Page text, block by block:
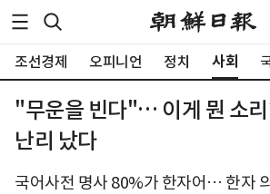
조선경제 오피니언 정치 사회
"무운을 빈다"… 이게 뭔 소리
난리 났다
국어사전 명사 80%가 한자어… 한자